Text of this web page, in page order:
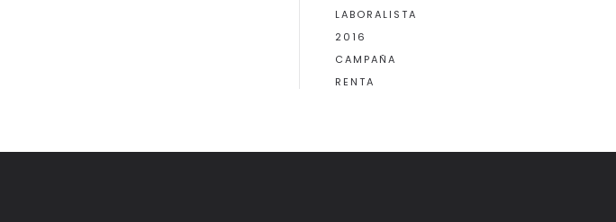
LABORALISTA
2016
CAMPAÑA
RENTA